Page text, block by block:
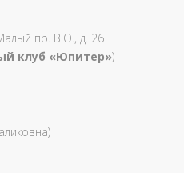
пр. В.О., д. 26
клуб «Юпитер»)